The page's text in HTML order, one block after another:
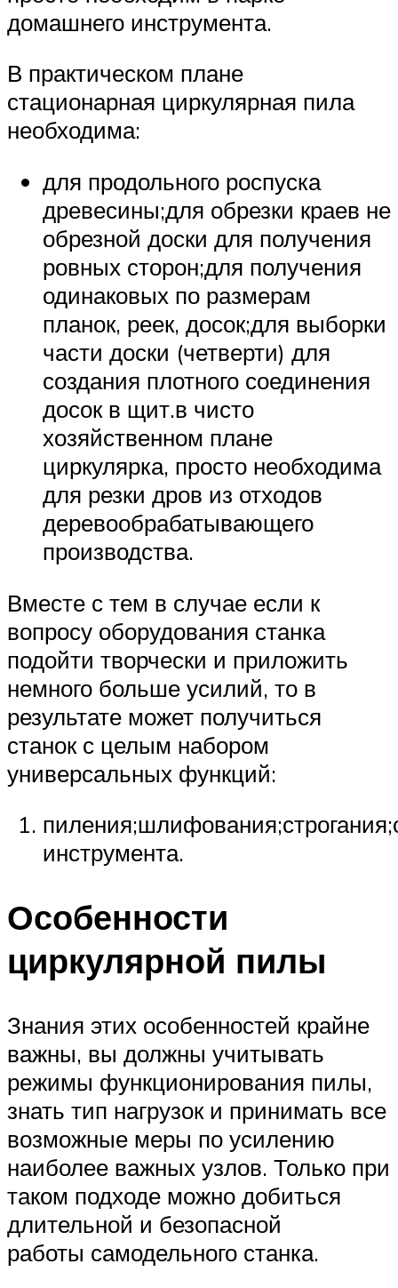
домашнего инструмента.
В практическом плане
стационарная циркулярная пила
необходима:
для продольного роспуска
древесины;для обрезки краев не
обрезной доски для получения
ровных сторон;для получения
одинаковых по размерам
планок, реек, досок;для выборки
части доски (четверти) для
создания плотного соединения
досок в щит.в чисто
хозяйственном плане
циркулярка, просто необходима
для резки дров из отходов
деревообрабатывающего
производства.
Вместе с тем в случае если к
вопросу оборудования станка
подойти творчески и приложить
немного больше усилий, то в
результате может получиться
станок с целым набором
универсальных функций:
инструмента.
Особенности
циркулярной пилы
Знания этих особенностей крайне
важны, вы должны учитывать
режимы функционирования пилы,
знать тип нагрузок и принимать все
возможные меры по усилению
наиболее важных узлов. Только при
таком подходе можно добиться
длительной и безопасной
работы самодельного станка.